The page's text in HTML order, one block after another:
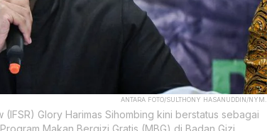
ANTARA FOTO/SULTHONY HASANUDDIN/NYM.
Glory Harimas Sihombing kini berstatus sebagai